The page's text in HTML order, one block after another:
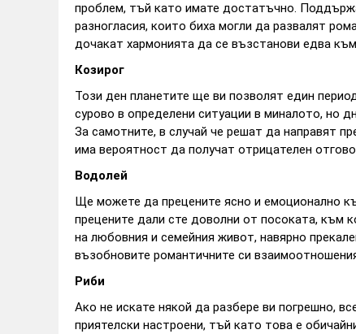
проблем, тъй като имате достатъчно.
разногласия, които биха могли да развалят
дочакат хармонията да се възстанови едва
Козирог
Този ден планетите ще ви позволят един
сурово в определени ситуации в миналото, но
За самотните, в случай че решат да направят
има вероятност да получат отрицателен
Водолей
Ще можете да прецените ясно и емоционално
прецените дали сте доволни от посоката, към
на любовния и семейния живот, навярно
възобновите романтичните си
Риби
Ако не искате някой да разбере ви погрешно,
приятелски настроени, тъй като това е